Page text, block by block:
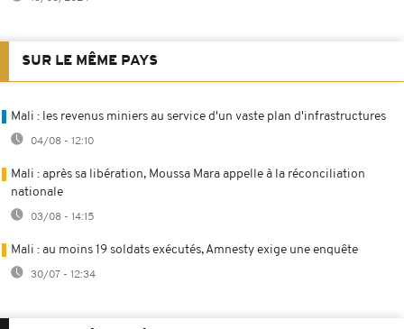
SUR LE MÊME PAYS
Mali : les revenus miniers au service d'un vaste plan d'infrastructures
04/08 - 12:10
Mali : après sa libération, Moussa Mara appelle à la réconciliation
nationale
03/08 - 14:15
Mali : au moins 19 soldats exécutés, Amnesty exige une enquête
30/07 - 12:34